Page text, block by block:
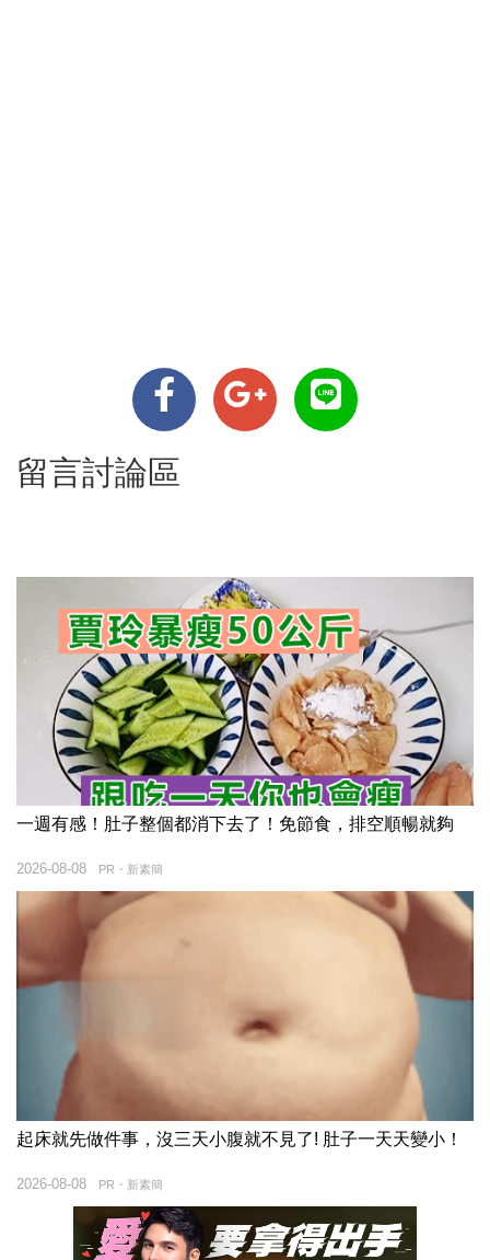
留言討論區
一週有感！肚子整個都消下去了！免節食，排空順暢就夠
PR・新素簡
2026-08-08
起床就先做件事，沒三天小腹就不見了! 肚子一天天變小！
PR・新素簡
2026-08-08